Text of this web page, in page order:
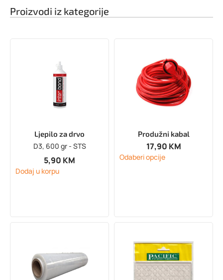
Proizvodi iz kategorije
Ljepilo za drvo
D3, 600 gr - STS
5,90 KM
Dodaj u korpu
Produžni kabal
17,90 KM
Odaberi opcije